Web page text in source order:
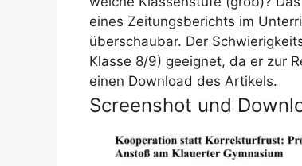
eines Zeitungsberichts im
überschaubar. Der
Klasse 8/9) geeignet, da er zur
einen Download des Artikels.
Screenshot und